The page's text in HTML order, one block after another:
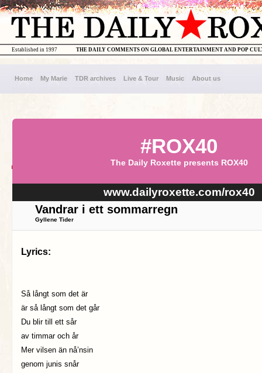
THE DAILY COMMENTS ON GLOBAL ENTERTAINMENT AND POP
Established in 1997
Home My Marie TDR archives Live & Tour Music About us
#ROX40
The Daily Roxette presents ROX40
www.dailyroxette.com/rox40
Vandrar i ett sommarregn
Gyllene Tider
Lyrics:
Så långt som det är
är så långt som det går
Du blir till ett sår
av timmar och år
Mer vilsen än nå’nsin
genom junis snår